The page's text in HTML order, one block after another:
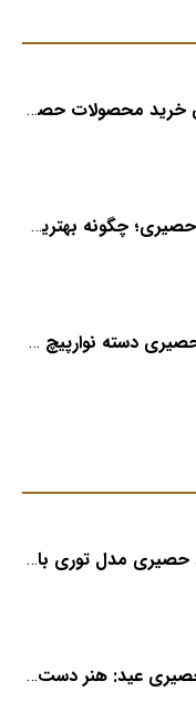
راهنمای جامع و تخصصی خرید محصولات حصیری؛ هنر اصیل در دکوراسیون مدرن (بخش اول)
راهنمای جامع خرید سبد حصیری؛ چگونه بهترین کیفیت را در «هدیکا» تشخیص دهیم؟
بزرگترین تولیدی بادبزن حصیری دسته نوارپیچ در ایران با اسم برند هدیکا
فروش و پخش سبد نوزاد حصیری مدل توری با برند هدیکا
عمده فروشی سبد سبزه حصیری عید: هنر دست بافت و زیبایی طبیعی